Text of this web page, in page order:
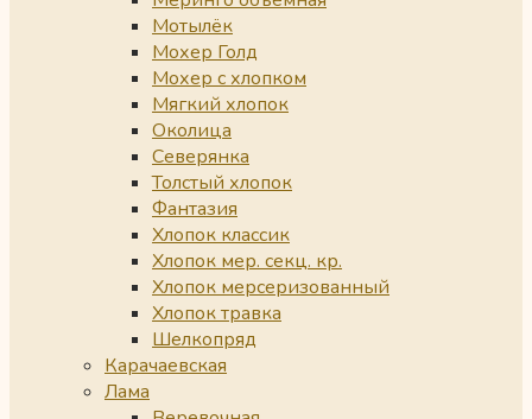
Мотылёк
Мохер Голд
Мохер с хлопком
Мягкий хлопок
Околица
Северянка
Толстый хлопок
Фантазия
Хлопок классик
Хлопок мер. секц. кр.
Хлопок мерсеризованный
Хлопок травка
Шелкопряд
Карачаевская
Лама